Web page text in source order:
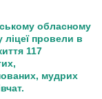
обласному
ліцеї провели в
117
мудрих